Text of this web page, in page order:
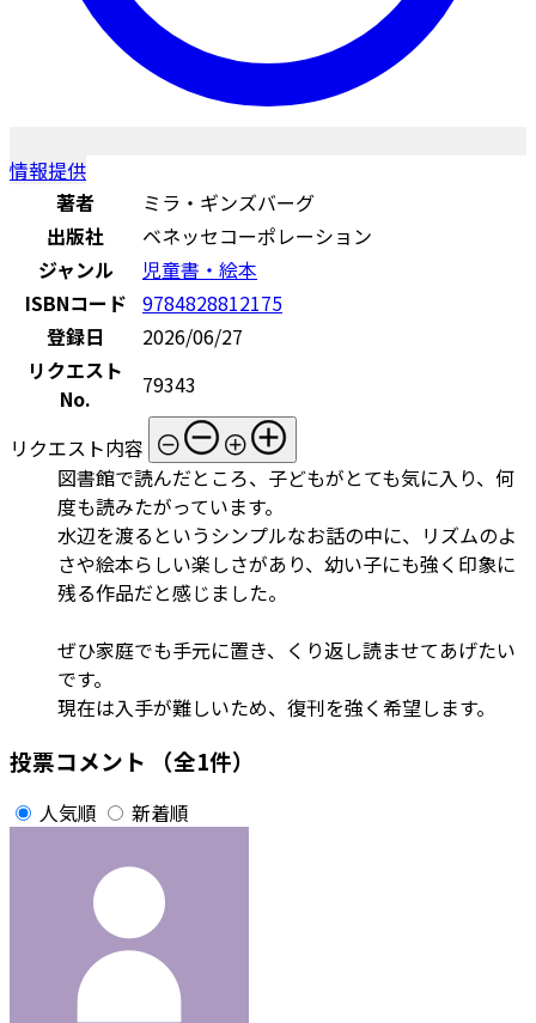
情報提供
著者
ミラ・ギンズバーグ
出版社
ベネッセコーポレーション
ジャンル
児童書・絵本
ISBNコード 9784828812175
登録日
2026/06/27
リクエスト
No.
79343
リクエスト内容
図書館で読んだところ、子どもがとても気に入り、何
度も読みたがっています。
水辺を渡るというシンプルなお話の中に、リズムのよ
さや絵本らしい楽しさがあり、幼い子にも強く印象に
残る作品だと感じました。
ぜひ家庭でも手元に置き、くり返し読ませてあげたい
です。
現在は入手が難しいため、復刊を強く希望します。
投票コメント （全1件）
人気順 新着順